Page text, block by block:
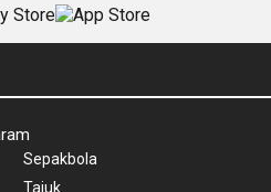
Sepakbola
Tajuk